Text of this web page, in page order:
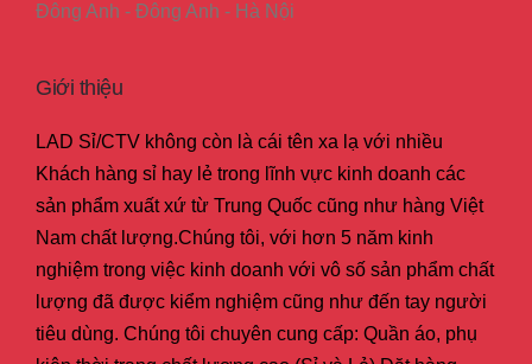
Đông Anh - Đông Anh - Hà Nội
Giới thiệu
LAD Sỉ/CTV không còn là cái tên xa lạ với nhiều
Khách hàng sỉ hay lẻ trong lĩnh vực kinh doanh các
sản phẩm xuất xứ từ Trung Quốc cũng như hàng Việt
Nam chất lượng.Chúng tôi, với hơn 5 năm kinh
nghiệm trong việc kinh doanh với vô số sản phẩm chất
lượng đã được kiểm nghiệm cũng như đến tay người
tiêu dùng. Chúng tôi chuyên cung cấp: Quần áo, phụ